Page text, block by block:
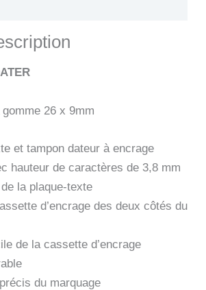
26 x 9mm
et tampon dateur à encrage
hauteur de caractères de 3,8 mm
la plaque-texte
d’encrage des deux côtés du
de la cassette d’encrage
du marquage